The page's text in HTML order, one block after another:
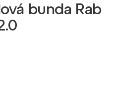
bunda Rab